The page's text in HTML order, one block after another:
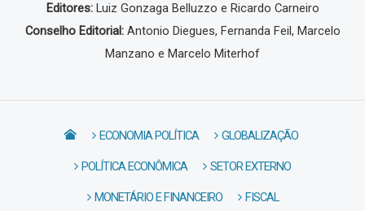
Editores: Luiz Gonzaga Belluzzo e Ricardo Carneiro
Conselho Editorial: Antonio Diegues, Fernanda Feil, Marcelo
Manzano e Marcelo Miterhof
ECONOMIA POLÍTICA GLOBALIZAÇÃO
POLÍTICA ECONÔMICA SETOR EXTERNO
MONETÁRIO E FINANCEIRO FISCAL